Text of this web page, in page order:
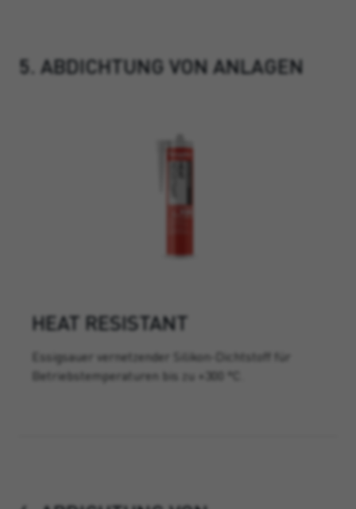
5. ABDICHTUNG VON ANLAGEN
HEAT RESISTANT
Essigsauer vernetzender Silikon-Dichtstoff für
Betriebstemperaturen bis zu +300 °C.